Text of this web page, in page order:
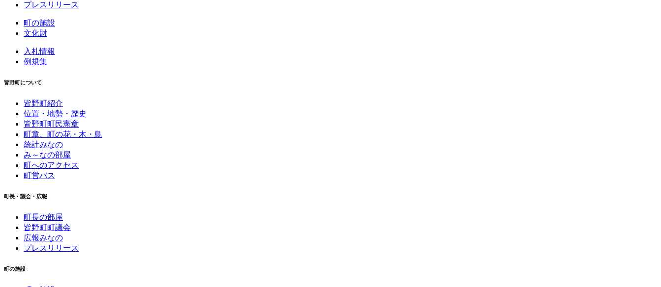
プレスリリース
町の施設
文化財
入札情報
例規集
皆野町について
皆野町紹介
位置・地勢・歴史
皆野町町民憲章
町章、町の花・木・鳥
統計みなの
み～なの部屋
町へのアクセス
町営バス
町長・議会・広報
町長の部屋
皆野町町議会
広報みなの
プレスリリース
町の施設